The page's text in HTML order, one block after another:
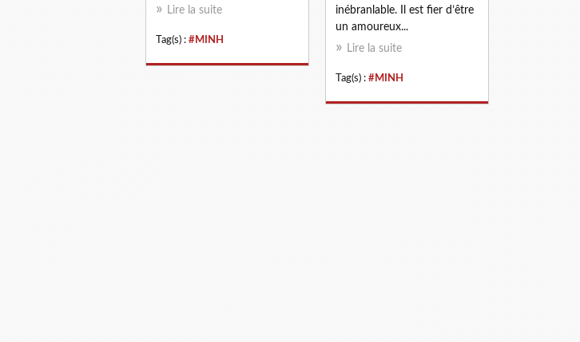
Lire la suite
Tag(s) : #MINH
inébranlable. Il est fier d’être
un amoureux...
Lire la suite
Tag(s) : #MINH